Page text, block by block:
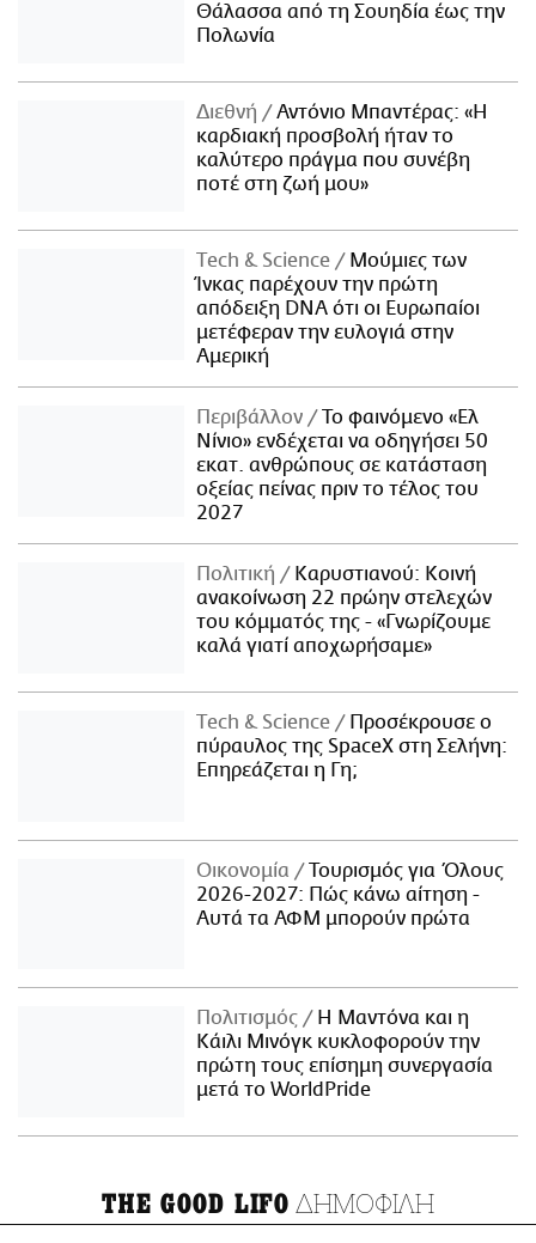
Θάλασσα από τη Σουηδία έως την
Πολωνία
Διεθνή
Αντόνιο Μπαντέρας: «Η
καρδιακή προσβολή ήταν το
καλύτερο πράγμα που συνέβη
ποτέ στη ζωή μου»
Τech & Science
Μούμιες των
Ίνκας παρέχουν την πρώτη
απόδειξη DNA ότι οι Ευρωπαίοι
μετέφεραν την ευλογιά στην
Αμερική
Περιβάλλον
Το φαινόμενο «Ελ
Νίνιο» ενδέχεται να οδηγήσει 50
εκατ. ανθρώπους σε κατάσταση
οξείας πείνας πριν το τέλος του
2027
Πολιτική
Καρυστιανού: Κοινή
ανακοίνωση 22 πρώην στελεχών
του κόμματός της - «Γνωρίζουμε
καλά γιατί αποχωρήσαμε»
Τech & Science
Προσέκρουσε ο
πύραυλος της SpaceX στη Σελήνη:
Επηρεάζεται η Γη;
Οικονομία
Τουρισμός για Όλους
2026-2027: Πώς κάνω αίτηση -
Αυτά τα ΑΦΜ μπορούν πρώτα
Πολιτισμός
Η Μαντόνα και η
Κάιλι Μινόγκ κυκλοφορούν την
πρώτη τους επίσημη συνεργασία
μετά το WorldPride
THE GOOD LIFO ΔΗΜΟΦΙΛΗ